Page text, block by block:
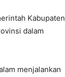
Kabupaten
dalam
menjalankan